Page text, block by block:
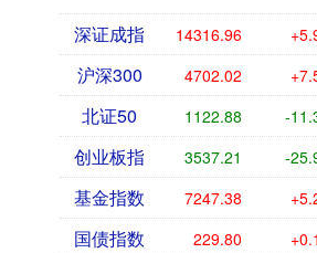
深证成指 14316.96
沪深300 4702.02
北证50 1122.88 -
创业板指 3537.21 -
基金指数 7247.38
国债指数 229.80